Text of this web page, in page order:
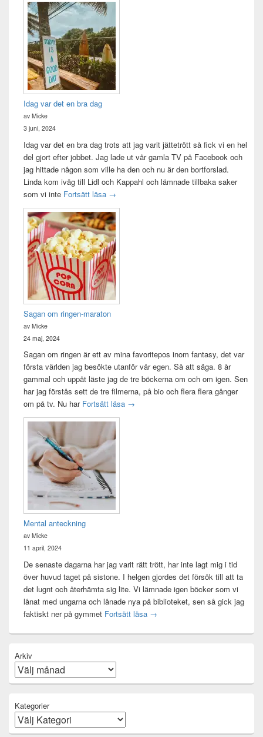
Idag var det en bra dag
av Micke
3 juni, 2024
Idag var det en bra dag trots att jag varit jättetrött så fick vi en hel
del gjort efter jobbet. Jag lade ut vår gamla TV på Facebook och
jag hittade någon som ville ha den och nu är den bortforslad.
Linda kom iväg till Lidl och Kappahl och lämnade tillbaka saker
som vi inte Fortsätt läsa Idag var det en bra dag
→
Sagan om ringen-maraton
av Micke
24 maj, 2024
Sagan om ringen är ett av mina favoritepos inom fantasy, det var
första världen jag besökte utanför vår egen. Så att säga. 8 år
gammal och uppåt läste jag de tre böckerna om och om igen. Sen
har jag förstås sett de tre filmerna, på bio och flera flera gånger
om på tv. Nu har Fortsätt läsa Sagan om ringen-maraton
→
Mental anteckning
av Micke
11 april, 2024
De senaste dagarna har jag varit rätt trött, har inte lagt mig i tid
över huvud taget på sistone. I helgen gjordes det försök till att ta
det lugnt och återhämta sig lite. Vi lämnade igen böcker som vi
lånat med ungarna och lånade nya på biblioteket, sen så gick jag
faktiskt ner på gymmet Fortsätt läsa Mental anteckning
→
Arkiv
Kategorier